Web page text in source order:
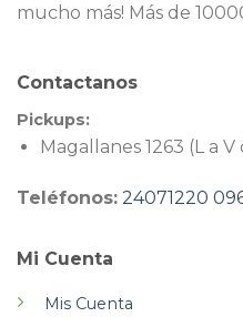
mucho más! Más de
Mi Cuenta
Mis Cuenta
Contactanos
Pickups:
Magallanes 1263 (L a V
Teléfonos: 24071220